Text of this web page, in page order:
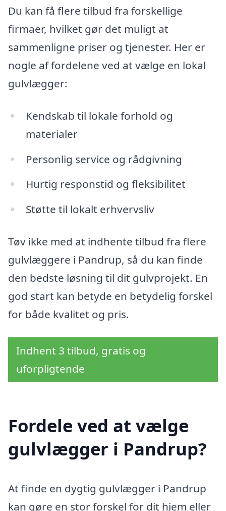
Du kan få flere tilbud fra forskellige
firmaer, hvilket gør det muligt at
sammenligne priser og tjenester. Her er
nogle af fordelene ved at vælge en lokal
gulvlægger:
Kendskab til lokale forhold og
materialer
Personlig service og rådgivning
Hurtig responstid og fleksibilitet
Støtte til lokalt erhvervsliv
Tøv ikke med at indhente tilbud fra flere
gulvlæggere i Pandrup, så du kan finde
den bedste løsning til dit gulvprojekt. En
god start kan betyde en betydelig forskel
for både kvalitet og pris.
Indhent 3 tilbud, gratis og
uforpligtende
Fordele ved at vælge
gulvlægger i Pandrup?
At finde en dygtig gulvlægger i Pandrup
kan gøre en stor forskel for dit hjem eller